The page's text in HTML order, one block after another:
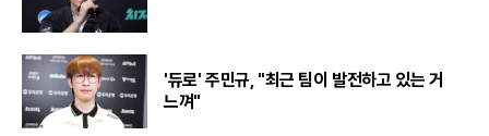
'듀로' 주민규, "최근 팀이 발전하고 있는 거
느껴"